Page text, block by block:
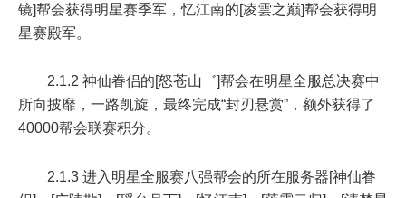
镜]帮会获得明星赛季军，忆江南的[凌雲之巅]帮会获得明
星赛殿军。
2.1.2 神仙眷侣的[怒苍山゛]帮会在明星全服总决赛中
所向披靡，一路凯旋，最终完成“封刃悬赏”，额外获得了
40000帮会联赛积分。
2.1.3 进入明星全服赛八强帮会的所在服务器[神仙眷